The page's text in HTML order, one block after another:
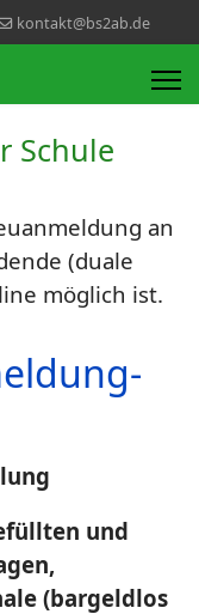
kontakt@bs2ab.de
Schule
an
(duale
möglich ist.
und
(bargeldlos